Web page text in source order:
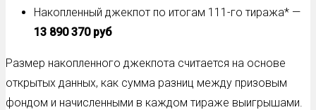
Накопленный джекпот по итогам 111-го тиража* —
13 890 370 руб
Размер накопленного джекпота считается на основе
открытых данных, как сумма разниц между призовым
фондом и начисленными в каждом тираже выигрышами.